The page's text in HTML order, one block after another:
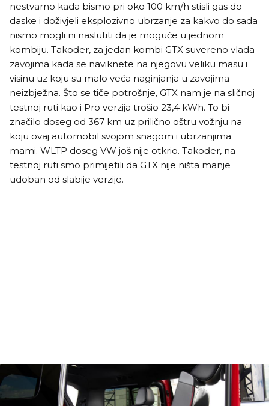
nestvarno kada bismo pri oko 100 km/h stisli gas do
daske i doživjeli eksplozivno ubrzanje za kakvo do sada
nismo mogli ni naslutiti da je moguće u jednom
kombiju. Također, za jedan kombi GTX suvereno vlada
zavojima kada se naviknete na njegovu veliku masu i
visinu uz koju su malo veća naginjanja u zavojima
neizbježna. Što se tiče potrošnje, GTX nam je na sličnoj
testnoj ruti kao i Pro verzija trošio 23,4 kWh. To bi
značilo doseg od 367 km uz prilično oštru vožnju na
koju ovaj automobil svojom snagom i ubrzanjima
mami. WLTP doseg VW još nije otkrio. Također, na
testnoj ruti smo primijetili da GTX nije ništa manje
udoban od slabije verzije.